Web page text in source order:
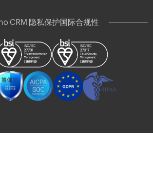
CRM 隐私保护国际合规性